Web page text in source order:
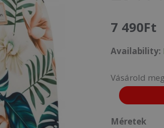
7 490Ft
Availability:
Vásárold
77707-
8247
1
Méretek